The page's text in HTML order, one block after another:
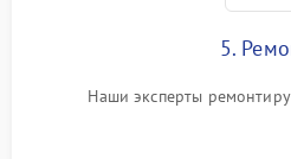
5.
Наши эксперты